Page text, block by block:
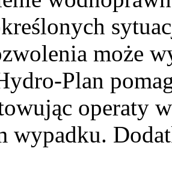
może
Plan
operaty
wypadku.